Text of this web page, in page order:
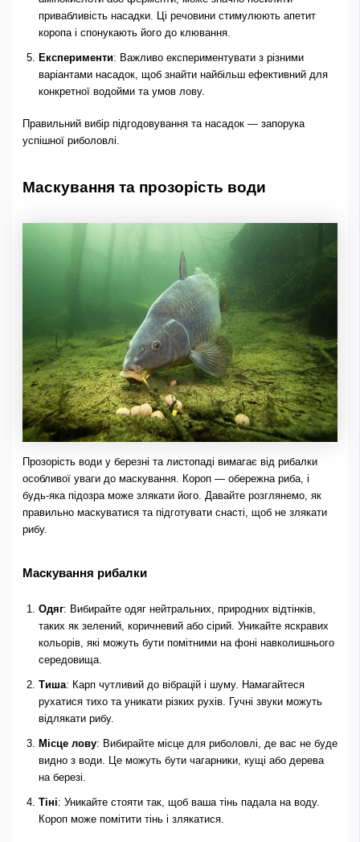
привабливість насадки. Ці речовини стимулюють апетит
коропа і спонукають його до клювання.
Експерименти: Важливо експериментувати з різними
варіантами насадок, щоб знайти найбільш ефективний для
конкретної водойми та умов лову.
Правильний вибір підгодовування та насадок — запорука
успішної риболовлі.
Маскування та прозорість води
Прозорість води у березні та листопаді вимагає від рибалки
особливої ​​уваги до маскування. Короп — обережна риба, і
будь-яка підозра може злякати його. Давайте розглянемо, як
правильно маскуватися та підготувати снасті, щоб не злякати
рибу.
Маскування рибалки
Одяг: Вибирайте одяг нейтральних, природних відтінків,
таких як зелений, коричневий або сірий. Уникайте яскравих
кольорів, які можуть бути помітними на фоні навколишнього
середовища.
Тиша: Карп чутливий до вібрацій і шуму. Намагайтеся
рухатися тихо та уникати різких рухів. Гучні звуки можуть
відлякати рибу.
Місце лову: Вибирайте місце для риболовлі, де вас не буде
видно з води. Це можуть бути чагарники, кущі або дерева
на березі.
Тіні: Уникайте стояти так, щоб ваша тінь падала на воду.
Короп може помітити тінь і злякатися.